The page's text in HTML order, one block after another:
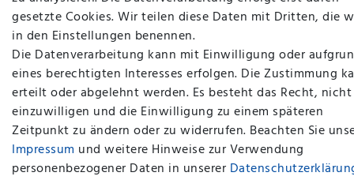
gesetzte Cookies. Wir teilen diese Daten mit Dritten, die
in den Einstellungen benennen.
Die Datenverarbeitung kann mit Einwilligung oder
eines berechtigten Interesses erfolgen. Die Zustimmung
erteilt oder abgelehnt werden. Es besteht das Recht, nicht
einzuwilligen und die Einwilligung zu einem späteren
Zeitpunkt zu ändern oder zu widerrufen. Beachten Sie
Impressum und weitere Hinweise zur Verwendung
personenbezogener Daten in unserer
plentymarkets Template von Plenty Lions
BACK TO TOP